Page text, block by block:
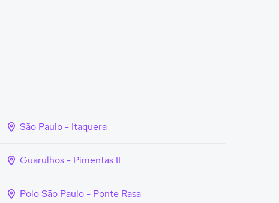
São Paulo - Itaquera
Guarulhos - Pimentas II
Polo São Paulo - Ponte Rasa